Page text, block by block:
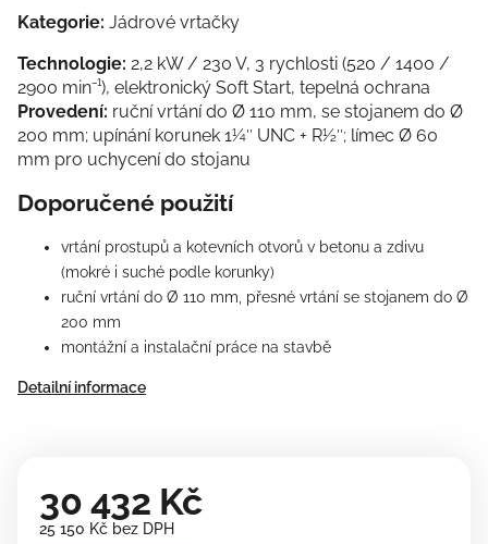
Kategorie: Jádrové vrtačky
Technologie: 2,2 kW / 230 V, 3 rychlosti (520 / 1400 /
2900 min⁻¹), elektronický Soft Start, tepelná ochrana
Provedení: ruční vrtání do Ø 110 mm, se stojanem do Ø
200 mm; upínání korunek 1¼″ UNC + R½″; límec Ø 60
mm pro uchycení do stojanu
Doporučené použití
vrtání prostupů a kotevních otvorů v betonu a zdivu
(mokré i suché podle korunky)
ruční vrtání do Ø 110 mm, přesné vrtání se stojanem do Ø
200 mm
montážní a instalační práce na stavbě
Detailní informace
30 432 Kč
25 150 Kč bez DPH